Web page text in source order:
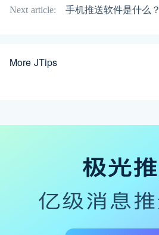
Next article:
手机推送软件是什么？
More JTips